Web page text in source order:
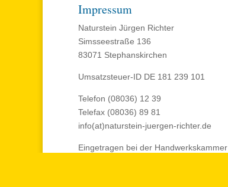
Impressum
Naturstein Jürgen Richter
Simsseestraße 136
83071 Stephanskirchen
Umsatzsteuer-ID DE 181 239 101
Telefon (08036) 12 39
Telefax (08036) 89 81
info(at)naturstein-juergen-richter.de
Eingetragen bei der Handwerkskammer